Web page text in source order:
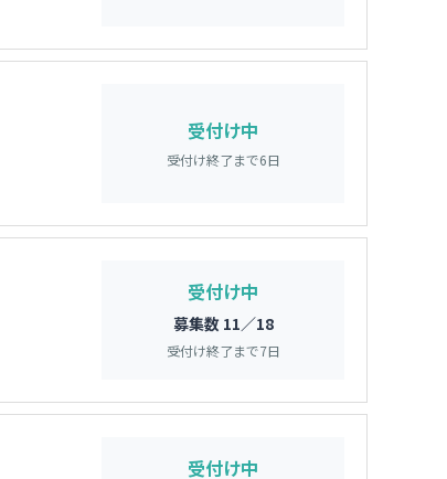
受付け中
受付け終了まで6日
受付け中
募集数 11／18
受付け終了まで7日
受付け中